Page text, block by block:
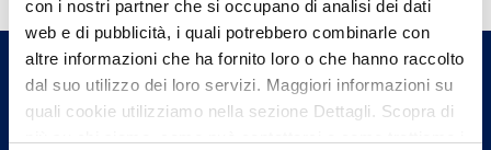
con i nostri partner che si occupano di analisi dei dati
web e di pubblicità, i quali potrebbero combinarle con
altre informazioni che ha fornito loro o che hanno raccolto
dal suo utilizzo dei loro servizi. Maggiori informazioni su
quali cookie utilizziamo nella sezione Dettagli. Scopra di
Trova l'Agenzia più vicina a te e parla con
un nostro Agente.
Contattaci